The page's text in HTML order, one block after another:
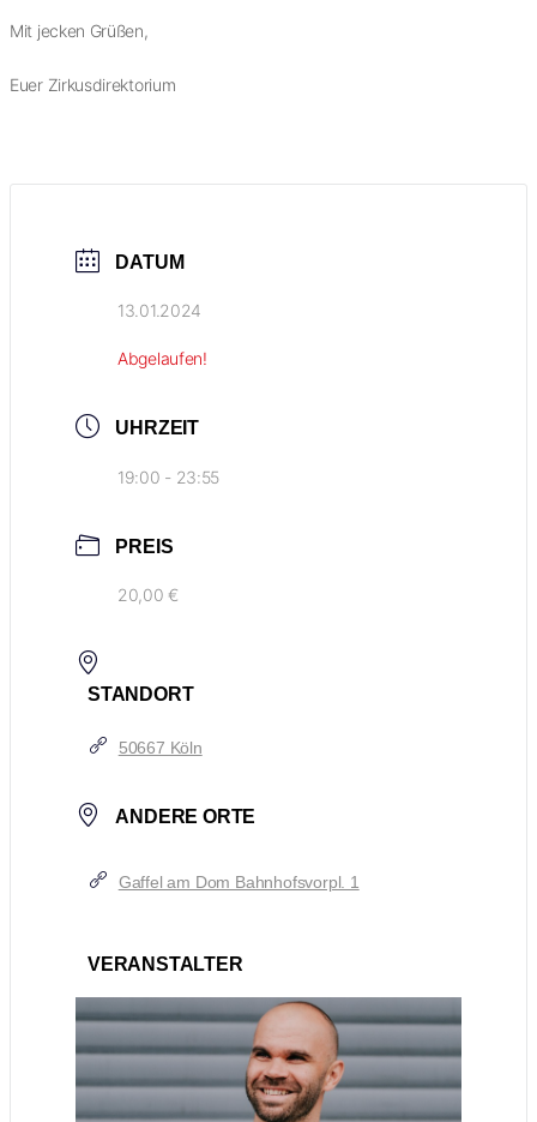
Mit jecken Grüßen,
Euer Zirkusdirektorium
DATUM
13.01.2024
Abgelaufen!
UHRZEIT
19:00 - 23:55
PREIS
20,00 €
STANDORT
50667 Köln
ANDERE ORTE
Gaffel am Dom Bahnhofsvorpl. 1
VERANSTALTER